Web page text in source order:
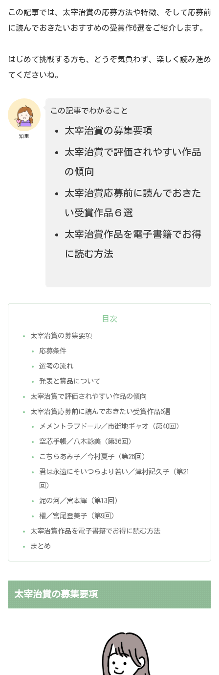
この記事では、太宰治賞の応募方法や特徴、そして応募前
に読んでおきたいおすすめの受賞作6選をご紹介します。
はじめて挑戦する方も、どうぞ気負わず、楽しく読み進め
てくださいね。
知里
この記事でわかること
太宰治賞の募集要項
太宰治賞で評価されやすい作品
の傾向
太宰治賞応募前に読んでおきた
い受賞作品６選
太宰治賞作品を電子書籍でお得
に読む方法
目次
太宰治賞の募集要項
応募条件
選考の流れ
発表と賞品について
太宰治賞で評価されやすい作品の傾向
太宰治賞応募前に読んでおきたい受賞作品6選
メメントラブドール／市街地ギャオ（第40回）
空芯手帳／八木詠美（第36回）
こちらあみ子／今村夏子（第26回）
君は永遠にそいつらより若い／津村記久子（第21
回）
泥の河／宮本輝（第13回）
櫂／宮尾登美子（第9回）
太宰治賞作品を電子書籍でお得に読む方法
まとめ
太宰治賞の募集要項